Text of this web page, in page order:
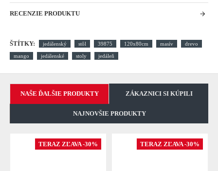
RECENZIE PRODUKTU
ŠTÍTKY: jedálenský stôl 39875 120x80cm masív drevo
mango jedálenské stoly jedáleň
NAŠE ĎALŠIE PRODUKTY ZÁKAZNICI SI KÚPILI
NAJNOVŠIE PRODUKTY
TERAZ ZĽAVA -30% TERAZ ZĽAVA -30%